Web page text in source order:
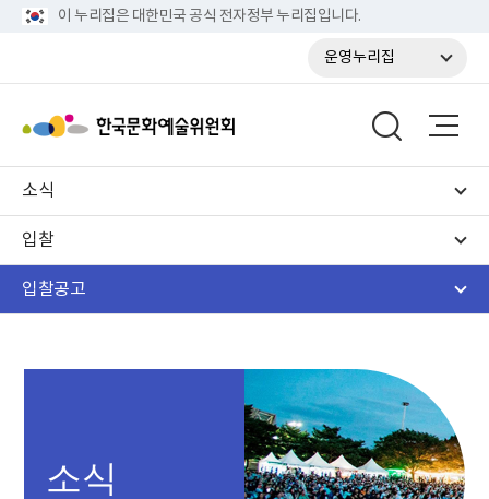
이 누리집은 대한민국 공식 전자정부 누리집입니다.
운영누리집
소식
입찰
입찰공고
소식